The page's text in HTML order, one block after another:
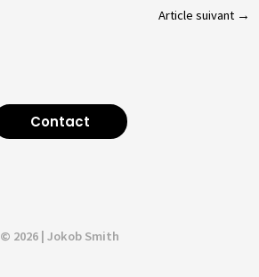
Article suivant →
Contact
© 2026 | Jokob Smith